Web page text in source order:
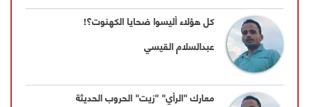
كل هؤلاء أليسوا ضحايا الكهنوت؟!
عبدالسلام القيسي
معارك "الرأي" "زيت" الحروب الحديثة